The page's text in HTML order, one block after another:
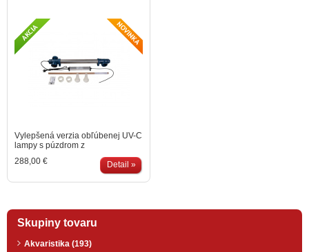
Vylepšená verzia obľúbenej UV-C
lampy s púzdrom z
nehrdzavejúcej ocele, ktoré
zvyšuje jej účinnosť až o 35
percent. Teraz vybavená 3
prípojkami (2 x 63 mm a 1
Lampa disponuje žiarivkou T5 pre
9000 hodinách lampa stále
288,00 € Detail »
Skupiny tovaru
Akvaristika (193)